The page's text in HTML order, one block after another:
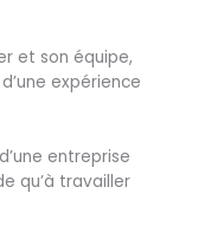
et son équipe,
expérience
entreprise
qu’à travailler